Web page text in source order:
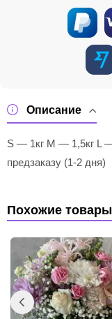
Описание
S — 1кг M — 1,5кг L
предзаказу (1-2 дня)
Похожие товары